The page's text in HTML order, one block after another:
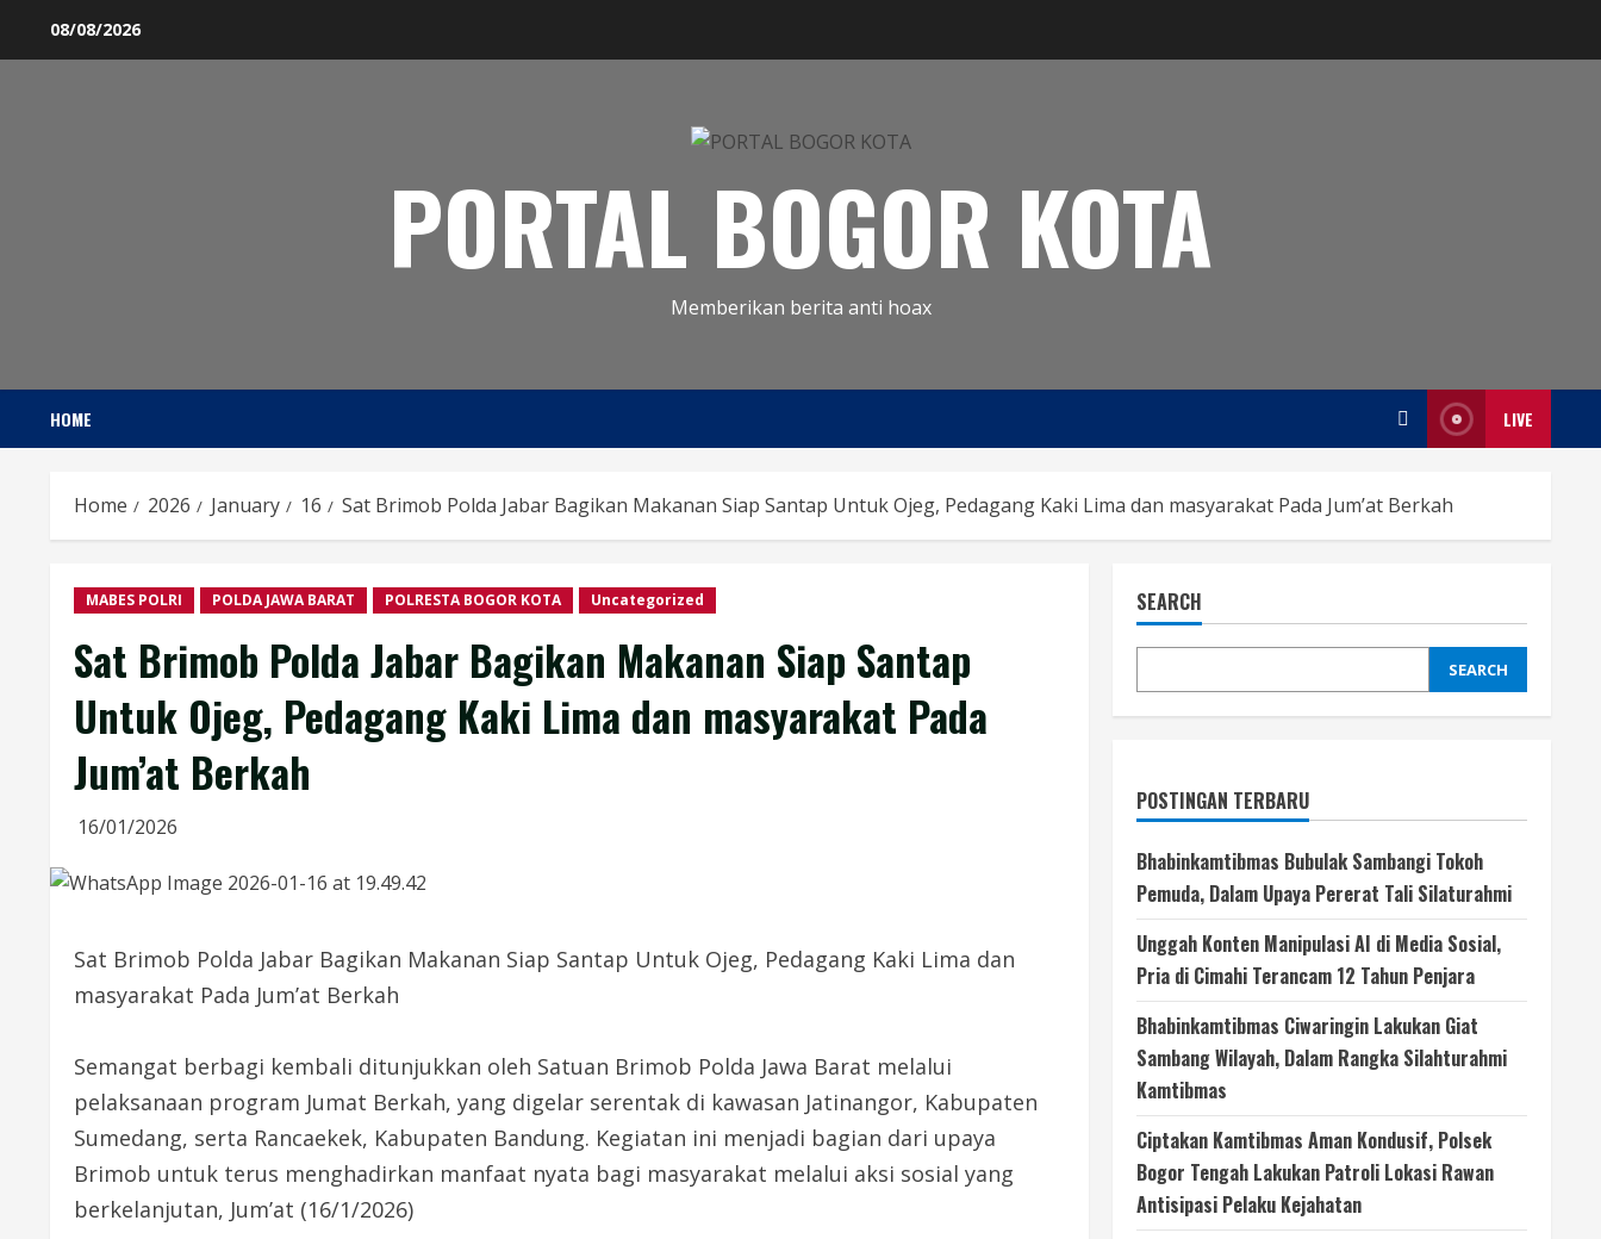
08/08/2026
PORTAL BOGOR KOTA
Memberikan berita anti hoax
HOME LIVE
Home 2026 January 16 Sat Brimob Polda Jabar Bagikan Makanan Siap Santap Untuk Ojeg, Pedagang Kaki Lima dan masyarakat Pada Jum’at Berkah
MABES POLRI POLDA JAWA BARAT POLRESTA BOGOR KOTA Uncategorized
Sat Brimob Polda Jabar Bagikan Makanan Siap Santap
Untuk Ojeg, Pedagang Kaki Lima dan masyarakat Pada
Jum’at Berkah
16/01/2026
Sat Brimob Polda Jabar Bagikan Makanan Siap Santap Untuk Ojeg, Pedagang Kaki Lima dan
masyarakat Pada Jum’at Berkah
Semangat berbagi kembali ditunjukkan oleh Satuan Brimob Polda Jawa Barat melalui
pelaksanaan program Jumat Berkah, yang digelar serentak di kawasan Jatinangor, Kabupaten
Sumedang, serta Rancaekek, Kabupaten Bandung. Kegiatan ini menjadi bagian dari upaya
Brimob untuk terus menghadirkan manfaat nyata bagi masyarakat melalui aksi sosial yang
berkelanjutan, Jum’at (16/1/2026)
SEARCH
SEARCH
POSTINGAN TERBARU
Bhabinkamtibmas Bubulak Sambangi Tokoh
Pemuda, Dalam Upaya Pererat Tali Silaturahmi
Unggah Konten Manipulasi AI di Media Sosial,
Pria di Cimahi Terancam 12 Tahun Penjara
Bhabinkamtibmas Ciwaringin Lakukan Giat
Sambang Wilayah, Dalam Rangka Silahturahmi
Kamtibmas
Ciptakan Kamtibmas Aman Kondusif, Polsek
Bogor Tengah Lakukan Patroli Lokasi Rawan
Antisipasi Pelaku Kejahatan